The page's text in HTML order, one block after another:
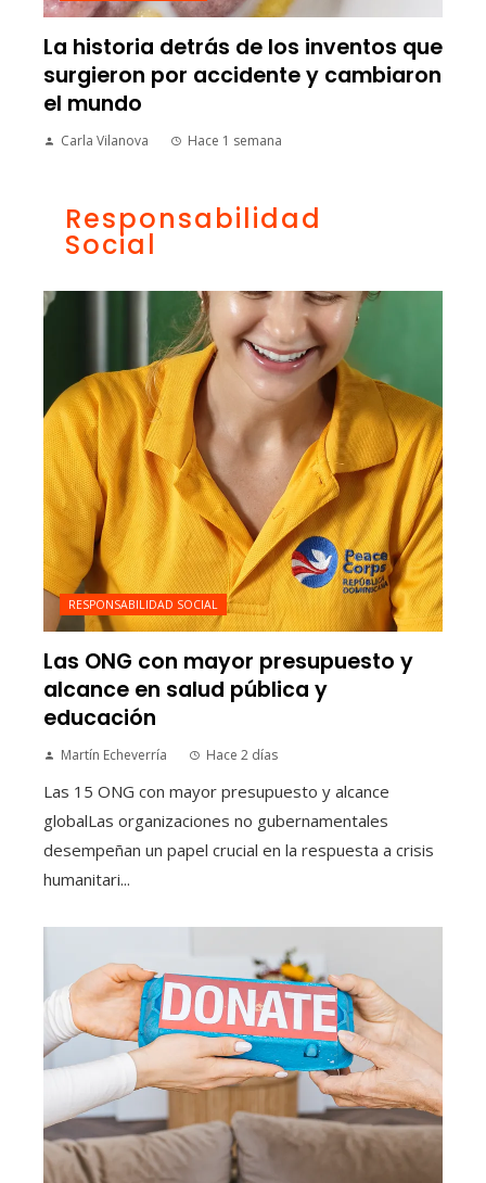
La historia detrás de los inventos que
surgieron por accidente y cambiaron
el mundo
Carla Vilanova Hace 1 semana
Responsabilidad
Social
RESPONSABILIDAD SOCIAL
Las ONG con mayor presupuesto y
alcance en salud pública y
educación
Martín Echeverría Hace 2 días
Las 15 ONG con mayor presupuesto y alcance
globalLas organizaciones no gubernamentales
desempeñan un papel crucial en la respuesta a crisis
humanitari...